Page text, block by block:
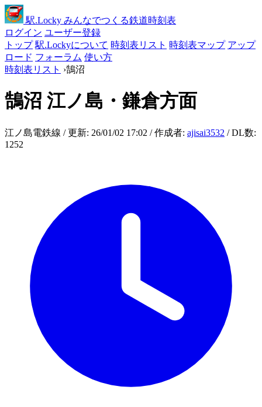
駅.Locky みんなでつくる鉄道時刻表
ログイン ユーザー登録
トップ 駅.Lockyについて 時刻表リスト 時刻表マップ アップ
ロード フォーラム 使い方
時刻表リスト ›鵠沼
鵠沼 江ノ島・鎌倉方面
江ノ島電鉄線 / 更新: 26/01/02 17:02 / 作成者: ajisai3532 / DL数:
1252